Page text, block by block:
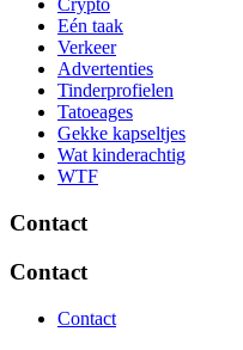
Crypto
Eén taak
Verkeer
Advertenties
Tinderprofielen
Tatoeages
Gekke kapseltjes
Wat kinderachtig
WTF
Contact
Contact
Contact